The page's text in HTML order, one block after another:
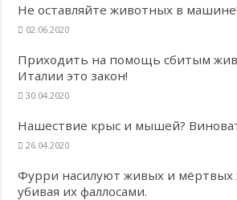
Не оставляйте животных в машине!
02.06.2020
Приходить на помощь сбитым
Италии это закон!
30.04.2020
Нашествие крыс и мышей?
26.04.2020
Фурри насилуют живых и мёртвых
убивая их фаллосами.